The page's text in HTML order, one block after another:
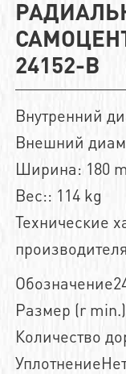
24152-B
Внутренний
Внешний
Ширина: 180
Вес:: 114 kg
Технические
Размер (r
Количество